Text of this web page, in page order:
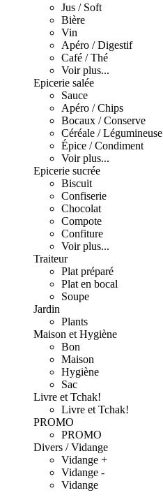
Jus / Soft
Bière
Vin
Apéro / Digestif
Café / Thé
Voir plus...
Epicerie salée
Sauce
Apéro / Chips
Bocaux / Conserve
Céréale / Légumineuse
Épice / Condiment
Voir plus...
Epicerie sucrée
Biscuit
Confiserie
Chocolat
Compote
Confiture
Voir plus...
Traiteur
Plat préparé
Plat en bocal
Soupe
Jardin
Plants
Maison et Hygiène
Bon
Maison
Hygiène
Sac
Livre et Tchak!
Livre et Tchak!
PROMO
PROMO
Divers / Vidange
Vidange +
Vidange -
Vidange